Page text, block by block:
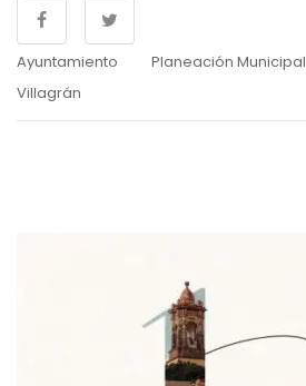
Ayuntamiento
Planeación Municipal
Villagrán